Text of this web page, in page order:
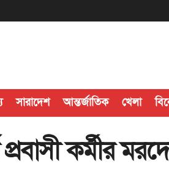
সারাদেশ আন্তর্জাতিক খেলা
কর্মীর